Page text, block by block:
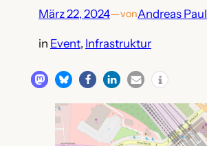
März 22, 2024—vonAndreas Paul
in Event, Infrastruktur